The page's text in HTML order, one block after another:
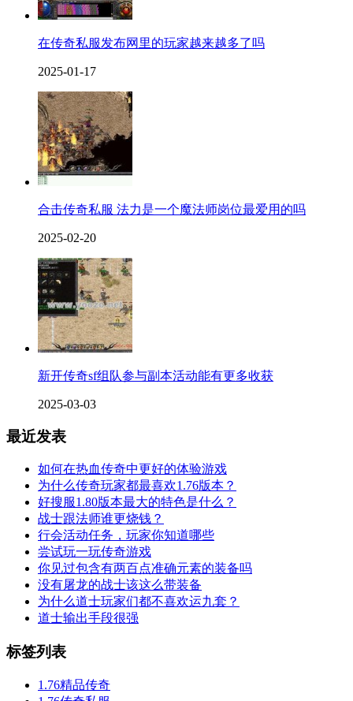
在传奇私服发布网里的玩家越来越多了吗
2025-01-17
合击传奇私服 法力是一个魔法师岗位最爱用的吗
2025-02-20
新开传奇sf组队参与副本活动能有更多收获
2025-03-03
最近发表
如何在热血传奇中更好的体验游戏
为什么传奇玩家都最喜欢1.76版本？
好搜服1.80版本最大的特色是什么？
战士跟法师谁更烧钱？
行会活动任务，玩家你知道哪些
尝试玩一玩传奇游戏
你见过包含有两百点准确元素的装备吗
没有屠龙的战士该这么带装备
为什么道士玩家们都不喜欢运九套？
道士输出手段很强
标签列表
1.76精品传奇